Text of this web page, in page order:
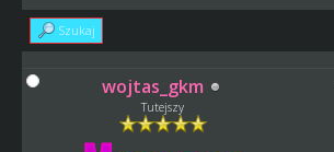
Szukaj
wojtas_gkm
Tutejszy